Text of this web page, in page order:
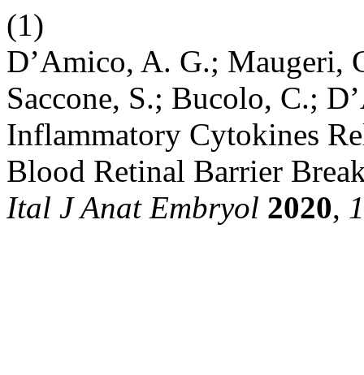
(1)
D’Amico, A. G.; Maugeri,
Saccone, S.; Bucolo, C.;
Inflammatory Cytokines
Blood Retinal Barrier
Ital J Anat Embryol 2020,